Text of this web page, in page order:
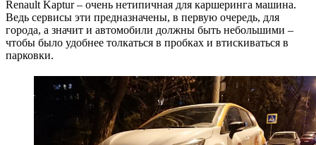
Renault Kaptur – очень нетипичная для каршеринга машина.
Ведь сервисы эти предназначены, в первую очередь, для
города, а значит и автомобили должны быть небольшими –
чтобы было удобнее толкаться в пробках и втискиваться в
парковки.